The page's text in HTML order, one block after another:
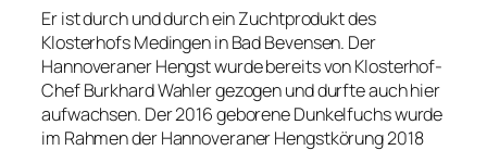
Er ist durch und durch ein Zuchtprodukt des
Klosterhofs Medingen in Bad Bevensen. Der
Hannoveraner Hengst wurde bereits von Klosterhof-
Chef Burkhard Wahler gezogen und durfte auch hier
aufwachsen. Der 2016 geborene Dunkelfuchs wurde
im Rahmen der Hannoveraner Hengstkörung 2018